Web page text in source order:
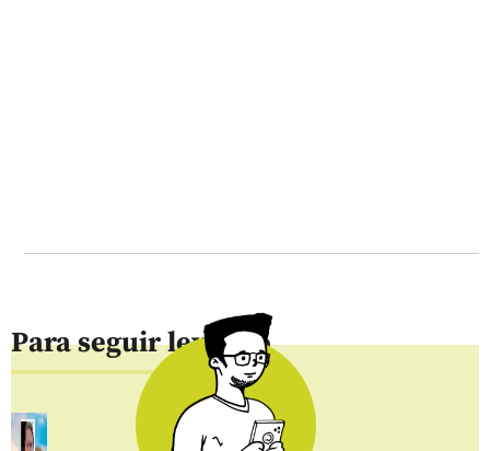
Para seguir leyendo